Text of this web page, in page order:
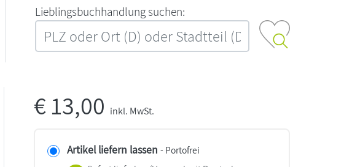
L‍i‍e‍b‍l‍i‍n‍g‍s‍b‍u‍c‍h‍h‍a‍n‍d‍l‍u‍n‍g‍ ‍s‍u‍c‍h‍e‍n‍:‍
€13,00 inkl. MwSt.
Artikel liefern lassen - Portofrei